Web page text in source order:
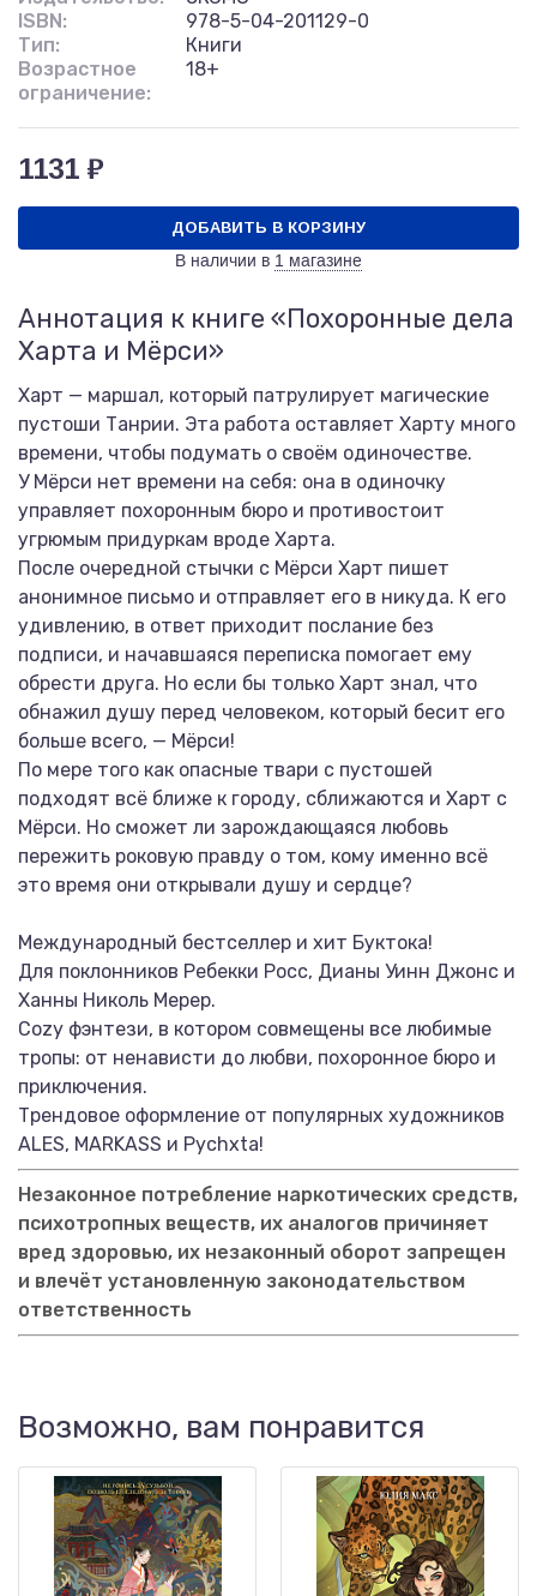
ISBN:
978-5-04-201129-0
Тип:
Книги
Возрастное
ограничение:
18+
1131 ₽
ДОБАВИТЬ В КОРЗИНУ
В наличии в 1 магазине
Аннотация к книге «Похоронные дела
Харта и Мёрси»
Харт — маршал, который патрулирует магические
пустоши Танрии. Эта работа оставляет Харту много
времени, чтобы подумать о своём одиночестве.
У Мёрси нет времени на себя: она в одиночку
управляет похоронным бюро и противостоит
угрюмым придуркам вроде Харта.
После очередной стычки с Мёрси Харт пишет
анонимное письмо и отправляет его в никуда. К его
удивлению, в ответ приходит послание без
подписи, и начавшаяся переписка помогает ему
обрести друга. Но если бы только Харт знал, что
обнажил душу перед человеком, который бесит его
больше всего, — Мёрси!
По мере того как опасные твари с пустошей
подходят всё ближе к городу, сближаются и Харт с
Мёрси. Но сможет ли зарождающаяся любовь
пережить роковую правду о том, кому именно всё
это время они открывали душу и сердце?
Международный бестселлер и хит Буктока!
Для поклонников Ребекки Росс, Дианы Уинн Джонс и
Ханны Николь Мерер.
Cozy фэнтези, в котором совмещены все любимые
тропы: от ненависти до любви, похоронное бюро и
приключения.
Трендовое оформление от популярных художников
ALES, MARKASS и Pychxta!
Незаконное потребление наркотических средств,
психотропных веществ, их аналогов причиняет
вред здоровью, их незаконный оборот запрещен
и влечёт установленную законодательством
ответственность
Возможно, вам понравится